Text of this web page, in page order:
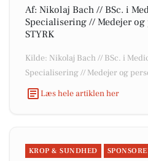
Af: Nikolaj Bach // BSc. i
Specialisering // Medejer
STYRK
Kilde: Nikolaj Bach // BSc. i
Specialisering // Medejer og
Læs hele artiklen her
KROP & SUNDHED